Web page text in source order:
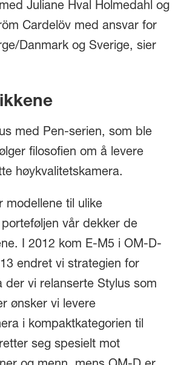
Juliane Hval Holmedahl og
Cardelöv med ansvar for
Danmark og Sverige, sier
med Pen-serien, som ble
filosofien om å levere
høykvalitetskamera.
modellene til ulike
vår dekker de
I 2012 kom E-M5 i OM-D-
endret vi strategien for
der vi relanserte Stylus som
ønsker vi levere
i kompaktkategorien til
seg spesielt mot